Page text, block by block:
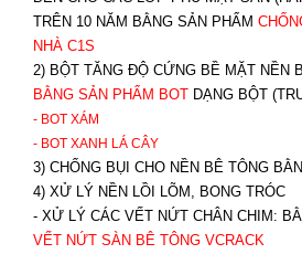
TRÊN 10 NĂM BẰNG SẢN PHẨM
NHÀ C1S
2) BỘT TĂNG ĐỘ CỨNG BỀ MẶT NỀN
BẰNG SẢN PHẨM BOTDẠNG BỘT
- BOT XÁM
- BOT XANH LÁ CÂY
3) CHỐNG BỤI CHO NỀN BÊ TÔNG
4) XỬ LÝ NỀN LỒI LÕM, BONG TRÓC
- XỬ LÝ CÁC VẾT NỨT CHÂN CHIM:
VẾT NỨT SÀN BÊ TÔNG VCRACK